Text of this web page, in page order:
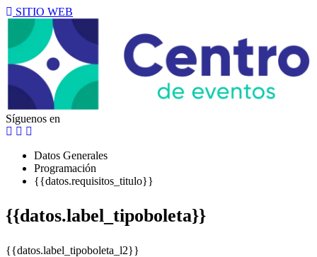
SITIO WEB
Síguenos en
Datos Generales
Programación
{{datos.requisitos_titulo}}
{{datos.label_tipoboleta}}
{{datos.label_tipoboleta_l2}}